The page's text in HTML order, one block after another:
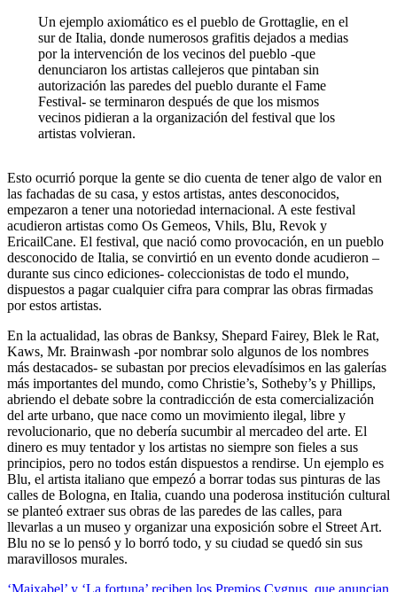
Un ejemplo axiomático es el pueblo de Grottaglie, en el
sur de Italia, donde numerosos grafitis dejados a medias
por la intervención de los vecinos del pueblo -que
denunciaron los artistas callejeros que pintaban sin
autorización las paredes del pueblo durante el Fame
Festival- se terminaron después de que los mismos
vecinos pidieran a la organización del festival que los
artistas volvieran.
Esto ocurrió porque la gente se dio cuenta de tener algo de valor en
las fachadas de su casa, y estos artistas, antes desconocidos,
empezaron a tener una notoriedad internacional. A este festival
acudieron artistas como Os Gemeos, Vhils, Blu, Revok y
EricailCane. El festival, que nació como provocación, en un pueblo
desconocido de Italia, se convirtió en un evento donde acudieron –
durante sus cinco ediciones- coleccionistas de todo el mundo,
dispuestos a pagar cualquier cifra para comprar las obras firmadas
por estos artistas.
En la actualidad, las obras de Banksy, Shepard Fairey, Blek le Rat,
Kaws, Mr. Brainwash -por nombrar solo algunos de los nombres
más destacados- se subastan por precios elevadísimos en las galerías
más importantes del mundo, como Christie’s, Sotheby’s y Phillips,
abriendo el debate sobre la contradicción de esta comercialización
del arte urbano, que nace como un movimiento ilegal, libre y
revolucionario, que no debería sucumbir al mercadeo del arte. El
dinero es muy tentador y los artistas no siempre son fieles a sus
principios, pero no todos están dispuestos a rendirse. Un ejemplo es
Blu, el artista italiano que empezó a borrar todas sus pinturas de las
calles de Bologna, en Italia, cuando una poderosa institución cultural
se planteó extraer sus obras de las paredes de las calles, para
llevarlas a un museo y organizar una exposición sobre el Street Art.
Blu no se lo pensó y lo borró todo, y su ciudad se quedó sin sus
maravillosos murales.
‘Maixabel’ y ‘La fortuna’ reciben los Premios Cygnus, que anuncian